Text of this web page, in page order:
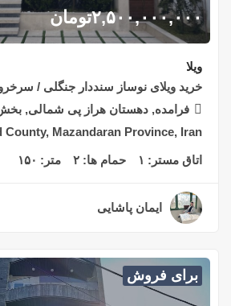
۲,۵۰۰,۰۰۰,۰۰۰تومان
ویلا
خرید ویلای نوساز سنددار جنگلی /
فرامده, دهستان هراز پی شمالی,
County, Mazandaran Province, Iran
اتاق مستر: ۱ حمام ها: ۲ متر: ۱۵۰
ایمان پاشایی
برای فروش